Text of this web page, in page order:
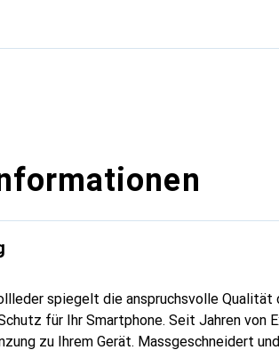
spiegelt die anspruchsvolle Qualität
für Ihr Smartphone. Seit Jahren von
zu Ihrem Gerät. Massgeschneidert